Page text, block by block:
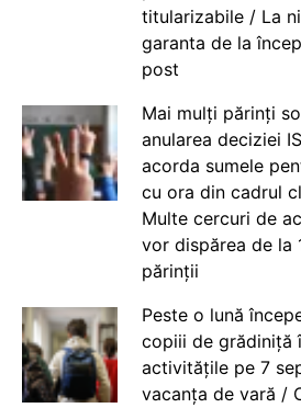
titularizabile / La
garanta de la
post
Mai mulți părinți
anularea deciziei
acorda sumele
cu ora din cadrul
Multe cercuri de
vor dispărea de la
părinții
Peste o lună
copiii de grădiniță
activitățile pe 7
vacanța de vară /